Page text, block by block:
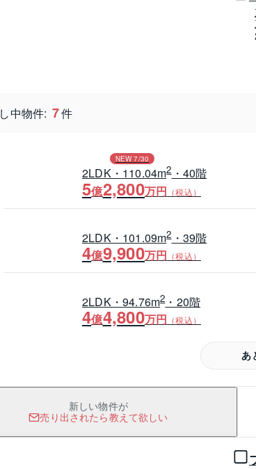
中物件: 7件
NEW 7/30
2LDK・110.04m2・40階
5億2,800万円 （税込）
2LDK・101.09m2・39階
4億9,900万円 （税込）
2LDK・94.76m2・20階
4億4,800万円 （税込）
・17階
5億4,000万円（税込）
1 2,900
あ
新しい物件が
売り出されたら教えて欲しい
1 / 0